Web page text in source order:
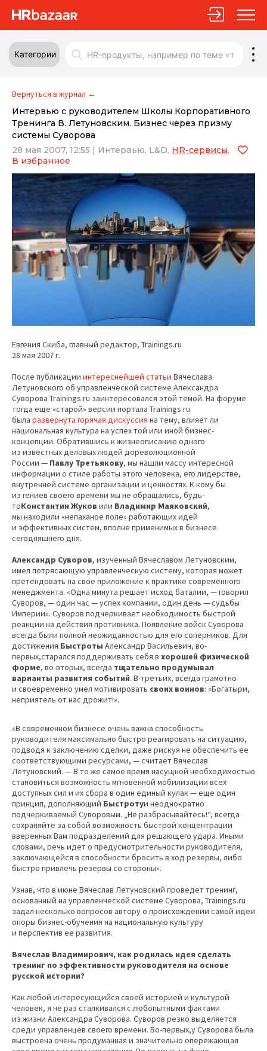
Категории
Вернуться в журнал ←
Интервью с руководителем Школы Корпоративного
Тренинга В. Летуновским. Бизнес через призму
системы Суворова
28 мая 2007, 12:55 | Интервью, L&D, HR-сервисы,
В избранное
Евгения Скиба, главный редактор, Trainings.ru
28 мая 2007 г.
После публикации интереснейшей статьи Вячеслава
Летуновского об управленческой системе Александра
Суворова Trainings.ru заинтересовался этой темой. На форуме
тогда еще «старой» версии портала Trainings.ru
была развернута горячая дискуссия на тему, влияет ли
национальная культура на успех той или иной бизнес-
концепции. Обратившись к жизнеописанию одного
из известных деловых людей дореволюционной
России — Павлу Третьякову, мы нашли массу интересной
информации о стиле работы этого человека, его лидерстве,
внутренней системе организации и ценностях. К кому бы
из гениев своего времени мы не обращались, будь-
тоКонстантин Жуков или Владимир Маяковский,
мы находили «непаханое поле» работающих идей
и эффективных систем, вполне применимых в бизнесе
сегодняшнего дня.
Александр Суворов, изученный Вячеславом Летуновским,
имел потрясающую управленческую систему, которая может
претендовать на свое приложение к практике современного
менеджмента. «Одна минута решает исход баталии, — говорил
Суворов, — один час — успех компании, один день — судьбы
Империи». Суворов подчеркивает необходимость быстрой
реакции на действия противника. Появление войск Суворова
всегда были полной неожиданностью для его соперников. Для
достижения Быстроты Александр Васильевич, во-
первых,старался поддерживать себя в хорошей физической
форме, во-вторых, всегда тщательно продумывал
варианты развития событий. В-третьих, всегда грамотно
и своевременно умел мотивировать своих воинов: «Богатыри,
неприятель от нас дрожит!».
«В современном бизнесе очень важна способность
руководителя максимально быстро реагировать на ситуацию,
подводя к заключению сделки, даже рискуя не обеспечить ее
соответствующими ресурсами, — считает Вячеслав
Летуновский. — В то же самое время насущной необходимостью
становиться возможность мгновенной мобилизации всех
доступных сил и их сбора в один единый кулак — еще один
принцип, дополняющий Быстротуи неоднократно
подчеркиваемый Суворовым. „Не разбрасывайтесь!“, всегда
сохраняйте за собой возможность быстрой концентрации
вверенных Вам подразделений для решающего удара. Иными
словами, речь идет о предусмотрительности руководителя,
заключающейся в способности бросить в ход резервы, либо
быстро привлечь резервы со стороны».
Узнав, что в июне Вячеслав Летуновский проведет тренинг,
основанный на управленческой системе Суворова, Trainings.ru
задал несколько вопросов автору о происхождении самой идеи
опоры бизнес-обучения на национальную культуру
и перспектив ее развития.
Вячеслав Владимирович, как родилась идея сделать
тренинг по эффективности руководителя на основе
русской истории?
Как любой интересующийся своей историей и культурой
человек, я не раз сталкивался с любопытными фактами
из жизни Александра Суворова. Суворов резко выделяется
среди управленцев своего времени. Во-первых,у Суворова была
выстроена очень продуманная и значительно опережающая